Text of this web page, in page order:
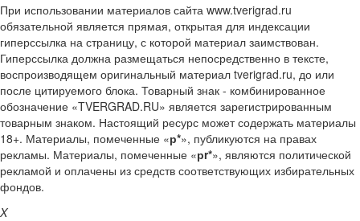
При использовании материалов сайта www.tverigrad.ru
обязательной является прямая, открытая для индексации
гиперссылка на страницу, с которой материал заимствован.
Гиперссылка должна размещаться непосредственно в тексте,
воспроизводящем оригинальный материал tverigrad.ru, до или
после цитируемого блока. Товарный знак - комбинированное
обозначение «TVERGRAD.RU» является зарегистрированным
товарным знаком. Настоящий ресурс может содержать материалы
18+. Материалы, помеченные «р*», публикуются на правах
рекламы. Материалы, помеченные «рr*», являются политической
рекламой и оплачены из средств соответствующих избирательных
фондов.
X